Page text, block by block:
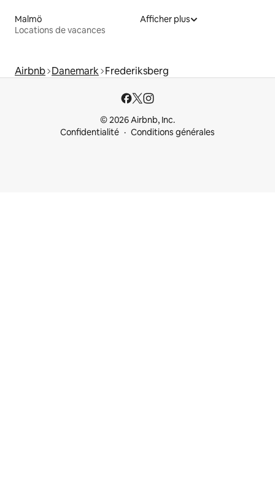
Malmö
Locations de vacances
Afficher plus
Airbnb Danemark Frederiksberg
© 2026 Airbnb, Inc.
Confidentialité
Conditions générales